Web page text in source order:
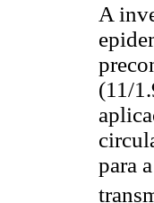
A
(11/
para